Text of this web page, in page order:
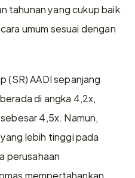
tahunan yang cukup baik
umum sesuai dengan
(SR) AADI sepanjang
di angka 4,2x,
4,5x. Namun,
lebih tinggi pada
perusahaan
mempertahankan